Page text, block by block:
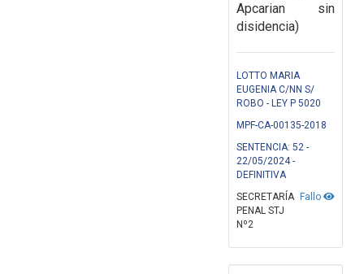
Apcarian sin
disidencia)
LOTTO MARIA
EUGENIA C/NN S/
ROBO - LEY P 5020
MPF-CA-00135-2018
SENTENCIA: 52 -
22/05/2024 -
DEFINITIVA
Fallo
SECRETARÍA
PENAL STJ
Nº2